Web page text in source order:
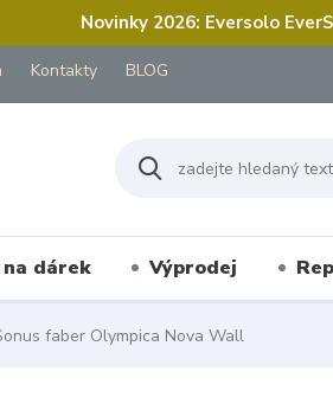
Novinky 2026: Eversolo
Kontakty BLOG
dárek Výprodej
faber Olympica Nova Wall